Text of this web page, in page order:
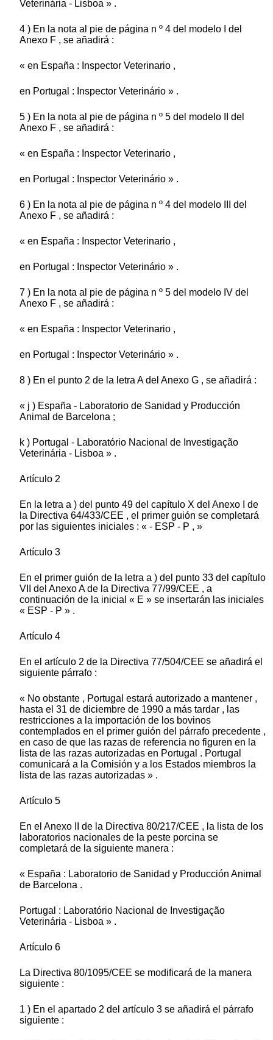
Veterinária - Lisboa » .
4 ) En la nota al pie de página n º 4 del modelo I del
Anexo F , se añadirá :
« en España : Inspector Veterinario ,
en Portugal : Inspector Veterinário » .
5 ) En la nota al pie de página n º 5 del modelo II del
Anexo F , se añadirá :
« en España : Inspector Veterinario ,
en Portugal : Inspector Veterinário » .
6 ) En la nota al pie de página n º 4 del modelo III del
Anexo F , se añadirá :
« en España : Inspector Veterinario ,
en Portugal : Inspector Veterinário » .
7 ) En la nota al pie de página n º 5 del modelo IV del
Anexo F , se añadirá :
« en España : Inspector Veterinario ,
en Portugal : Inspector Veterinário » .
8 ) En el punto 2 de la letra A del Anexo G , se añadirá :
« j ) España - Laboratorio de Sanidad y Producción
Animal de Barcelona ;
k ) Portugal - Laboratório Nacional de Investigação
Veterinária - Lisboa » .
Artículo 2
En la letra a ) del punto 49 del capítulo X del Anexo I de
la Directiva 64/433/CEE , el primer guión se completará
por las siguientes iniciales : « - ESP - P , »
Artículo 3
En el primer guión de la letra a ) del punto 33 del capítulo
VII del Anexo A de la Directiva 77/99/CEE , a
continuación de la inicial « E » se insertarán las iniciales
« ESP - P » .
Artículo 4
En el artículo 2 de la Directiva 77/504/CEE se añadirá el
siguiente párrafo :
« No obstante , Portugal estará autorizado a mantener ,
hasta el 31 de diciembre de 1990 a más tardar , las
restricciones a la importación de los bovinos
contemplados en el primer guión del párrafo precedente ,
en caso de que las razas de referencia no figuren en la
lista de las razas autorizadas en Portugal . Portugal
comunicará a la Comisión y a los Estados miembros la
lista de las razas autorizadas » .
Artículo 5
En el Anexo II de la Directiva 80/217/CEE , la lista de los
laboratorios nacionales de la peste porcina se
completará de la siguiente manera :
« España : Laboratorio de Sanidad y Producción Animal
de Barcelona .
Portugal : Laboratório Nacional de Investigação
Veterinária - Lisboa » .
Artículo 6
La Directiva 80/1095/CEE se modificará de la manera
siguiente :
1 ) En el apartado 2 del artículo 3 se añadirá el párrafo
siguiente :